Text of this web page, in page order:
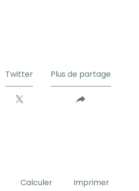
Twitter Plus de partage
Calculer Imprimer